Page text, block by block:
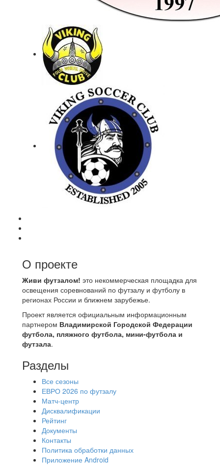
О проекте
Живи футзалом! это некоммерческая площадка для
освещения соревнований по футзалу и футболу в
регионах России и ближнем зарубежье.
Проект является официальным информационным
партнером Владимирской Городской Федерации
футбола, пляжного футбола, мини-футбола и
футзала.
Разделы
Все сезоны
ЕВРО 2026 по футзалу
Матч-центр
Дисквалификации
Рейтинг
Документы
Контакты
Политика обработки данных
Приложение Android